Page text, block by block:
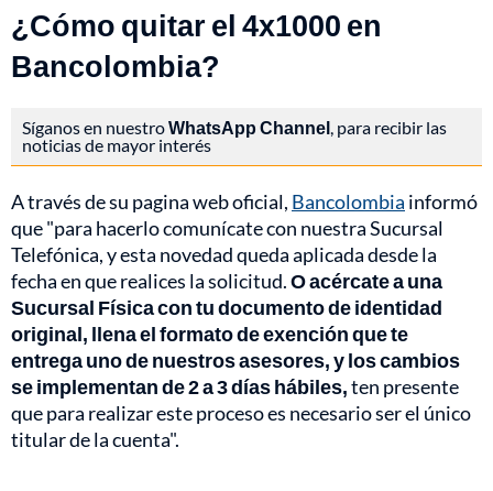
¿Cómo quitar el 4x1000 en
Bancolombia?
Síganos en nuestroWhatsApp Channel, para recibir las
noticias de mayor interés
A través de su pagina web oficial, Bancolombia informó
que "para hacerlo comunícate con nuestra Sucursal
Telefónica, y esta novedad queda aplicada desde la
fecha en que realices la solicitud.O acércate a una
Sucursal Física con tu documento de identidad
original, llena el formato de exención que te
entrega uno de nuestros asesores, y los cambios
se implementan de 2 a 3 días hábiles,ten presente
que para realizar este proceso es necesario ser el único
titular de la cuenta".